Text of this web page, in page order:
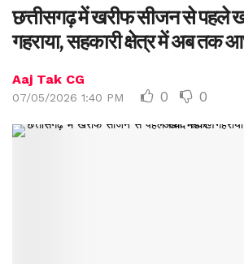
छत्तीसगढ़ में खरीफ सीजन से पहले
गहराया, सहकारी क्षेत्र में अब तक
Aaj Tak CG
07/05/2026 1:40 PM 0 0